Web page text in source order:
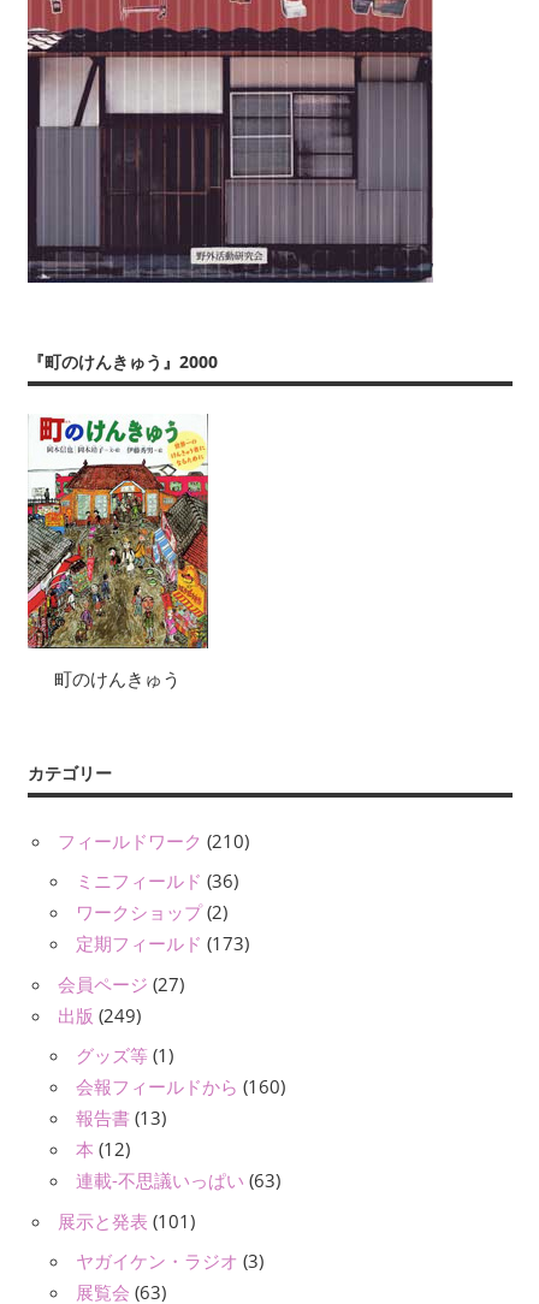
『町のけんきゅう』2000
町のけんきゅう
カテゴリー
フィールドワーク (210)
ミニフィールド (36)
ワークショップ(2)
定期フィールド (173)
会員ページ (27)
出版 (249)
グッズ等 (1)
会報フィールドから (160)
報告書 (13)
本 (12)
連載-不思議いっぱい (63)
展示と発表 (101)
ヤガイケン・ラジオ (3)
展覧会 (63)